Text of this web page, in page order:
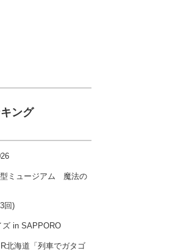
ング
ミュージアム 魔法の
回)
ズ in SAPPORO
北海道「列車でガタゴ